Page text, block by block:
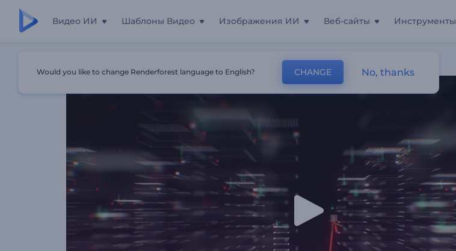
Видео ИИ Шаблоны Видео Изображения ИИ Веб-сайты Инструменты
Would you like to change Renderforest language to English? CHANGE No, thanks